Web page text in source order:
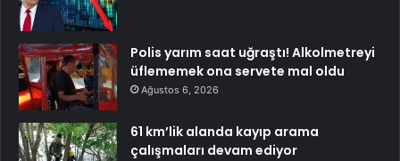
Polis yarım saat uğraştı! Alkolmetreyi
üflememek ona servete mal oldu
Ağustos 6, 2026
61 km’lik alanda kayıp arama
çalışmaları devam ediyor